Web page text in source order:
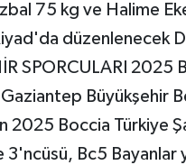
75 kg ve Halime
düzenlenecek
SPORCULARI 2025
Büyükşehir
2025 Boccia Türkiye
3'ncüsü, Bc5 Bayanlar